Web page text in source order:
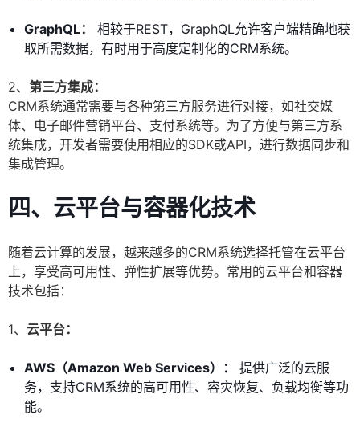
GraphQL：
相较于REST，GraphQL允许客户端精确地获
取所需数据，有时用于高度定制化的CRM系统。
2、 第三方集成：
CRM系统通常需要与各种第三方服务进行对接，如社交媒
体、电子邮件营销平台、支付系统等。为了方便与第三方系
统集成，开发者需要使用相应的SDK或API，进行数据同步和
集成管理。
四、云平台与容器化技术
随着云计算的发展，越来越多的CRM系统选择托管在云平台
上，享受高可用性、弹性扩展等优势。常用的云平台和容器
技术包括：
1、 云平台：
AWS（Amazon Web Services）：
提供广泛的云服
务，支持CRM系统的高可用性、容灾恢复、负载均衡等功
能。